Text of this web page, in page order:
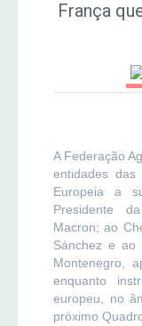
França
A Federação
entidades das
Europeia a
Presidente
Macron; ao
Sánchez e ao
Montenegro,
enquanto
europeu, no
próximo